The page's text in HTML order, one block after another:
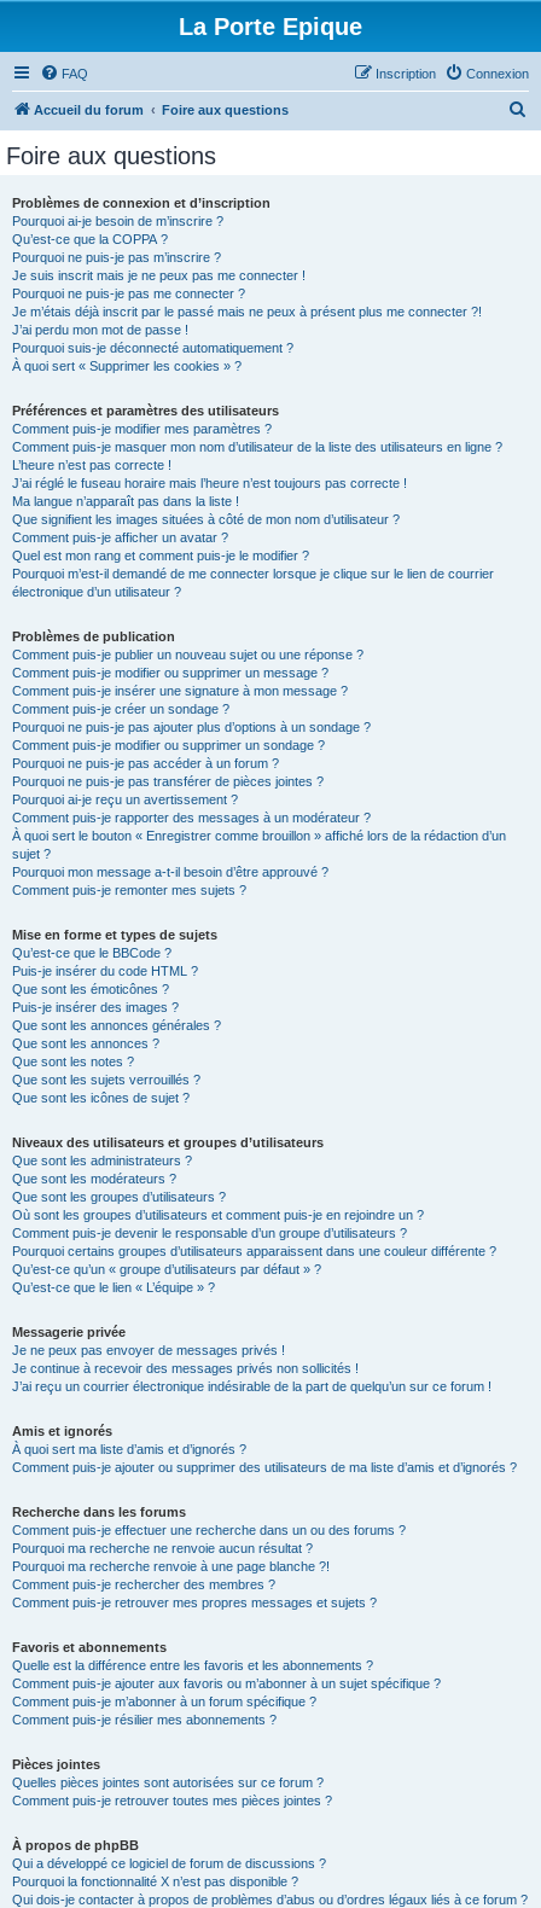
La Porte Epique
FAQ Connexion
Inscription
Accueil du forum Foire aux questions
Foire aux questions
Problèmes de connexion et d’inscription
Pourquoi ai-je besoin de m’inscrire ?
Qu’est-ce que la COPPA ?
Pourquoi ne puis-je pas m’inscrire ?
Je suis inscrit mais je ne peux pas me connecter !
Pourquoi ne puis-je pas me connecter ?
Je m’étais déjà inscrit par le passé mais ne peux à présent plus me connecter ?!
J’ai perdu mon mot de passe !
Pourquoi suis-je déconnecté automatiquement ?
À quoi sert « Supprimer les cookies » ?
Préférences et paramètres des utilisateurs
Comment puis-je modifier mes paramètres ?
Comment puis-je masquer mon nom d’utilisateur de la liste des utilisateurs en ligne ?
L’heure n’est pas correcte !
J’ai réglé le fuseau horaire mais l’heure n’est toujours pas correcte !
Ma langue n’apparaît pas dans la liste !
Que signifient les images situées à côté de mon nom d’utilisateur ?
Comment puis-je afficher un avatar ?
Quel est mon rang et comment puis-je le modifier ?
Pourquoi m’est-il demandé de me connecter lorsque je clique sur le lien de courrier
électronique d’un utilisateur ?
Problèmes de publication
Comment puis-je publier un nouveau sujet ou une réponse ?
Comment puis-je modifier ou supprimer un message ?
Comment puis-je insérer une signature à mon message ?
Comment puis-je créer un sondage ?
Pourquoi ne puis-je pas ajouter plus d’options à un sondage ?
Comment puis-je modifier ou supprimer un sondage ?
Pourquoi ne puis-je pas accéder à un forum ?
Pourquoi ne puis-je pas transférer de pièces jointes ?
Pourquoi ai-je reçu un avertissement ?
Comment puis-je rapporter des messages à un modérateur ?
À quoi sert le bouton « Enregistrer comme brouillon » affiché lors de la rédaction d’un
sujet ?
Pourquoi mon message a-t-il besoin d’être approuvé ?
Comment puis-je remonter mes sujets ?
Mise en forme et types de sujets
Qu’est-ce que le BBCode ?
Puis-je insérer du code HTML ?
Que sont les émoticônes ?
Puis-je insérer des images ?
Que sont les annonces générales ?
Que sont les annonces ?
Que sont les notes ?
Que sont les sujets verrouillés ?
Que sont les icônes de sujet ?
Niveaux des utilisateurs et groupes d’utilisateurs
Que sont les administrateurs ?
Que sont les modérateurs ?
Que sont les groupes d’utilisateurs ?
Où sont les groupes d’utilisateurs et comment puis-je en rejoindre un ?
Comment puis-je devenir le responsable d’un groupe d’utilisateurs ?
Pourquoi certains groupes d’utilisateurs apparaissent dans une couleur différente ?
Qu’est-ce qu’un « groupe d’utilisateurs par défaut » ?
Qu’est-ce que le lien « L’équipe » ?
Messagerie privée
Je ne peux pas envoyer de messages privés !
Je continue à recevoir des messages privés non sollicités !
J’ai reçu un courrier électronique indésirable de la part de quelqu’un sur ce forum !
Amis et ignorés
À quoi sert ma liste d’amis et d’ignorés ?
Comment puis-je ajouter ou supprimer des utilisateurs de ma liste d’amis et d’ignorés ?
Recherche dans les forums
Comment puis-je effectuer une recherche dans un ou des forums ?
Pourquoi ma recherche ne renvoie aucun résultat ?
Pourquoi ma recherche renvoie à une page blanche ?!
Comment puis-je rechercher des membres ?
Comment puis-je retrouver mes propres messages et sujets ?
Favoris et abonnements
Quelle est la différence entre les favoris et les abonnements ?
Comment puis-je ajouter aux favoris ou m’abonner à un sujet spécifique ?
Comment puis-je m’abonner à un forum spécifique ?
Comment puis-je résilier mes abonnements ?
Pièces jointes
Quelles pièces jointes sont autorisées sur ce forum ?
Comment puis-je retrouver toutes mes pièces jointes ?
À propos de phpBB
Qui a développé ce logiciel de forum de discussions ?
Pourquoi la fonctionnalité X n’est pas disponible ?
Qui dois-je contacter à propos de problèmes d’abus ou d’ordres légaux liés à ce forum ?